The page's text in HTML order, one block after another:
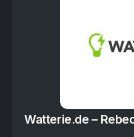
Watterie.de –